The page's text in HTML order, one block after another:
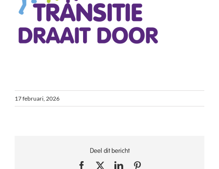
17 februari, 2026
Deel dit bericht
Facebook LinkedIn